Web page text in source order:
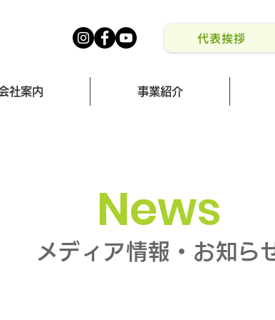
代表挨拶
社案内 事業紹介
News
メディア情報・お知ら